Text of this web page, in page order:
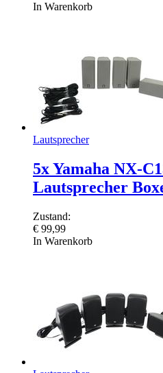
In Warenkorb
Lautsprecher
5x Yamaha NX-
Lautsprecher
Zustand:
€ 99,99
In Warenkorb